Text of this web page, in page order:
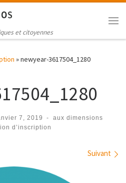
et citoyennes
»newyear-3617504_1280
7, 2019 -
aux dimensions
d’inscription
Suivant